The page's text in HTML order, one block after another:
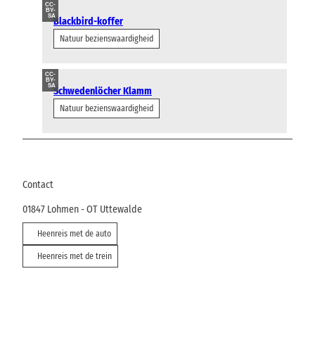
CC-
BY-
SABlackbird-koffer
Natuur bezienswaardigheid
CC-
BY-
SASchwedenlöcher Klamm
Natuur bezienswaardigheid
Contact
01847 Lohmen- OT Uttewalde
Heenreis met de auto
Heenreis met de trein